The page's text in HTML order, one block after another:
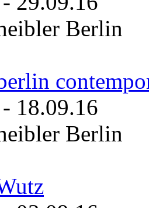
Berlin
- 18.09.16
Berlin